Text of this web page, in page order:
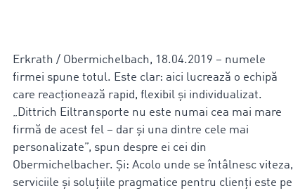
Erkrath / Obermichelbach, 18.04.2019 – numele
firmei spune totul. Este clar: aici lucrează o echipă
care reacționează rapid, flexibil și individualizat.
„Dittrich Eiltransporte nu este numai cea mai mare
firmă de acest fel – dar și una dintre cele mai
personalizate”, spun despre ei cei din
Obermichelbacher. Și: Acolo unde se întâlnesc viteza,
serviciile și soluțiile pragmatice pentru clienți este pe